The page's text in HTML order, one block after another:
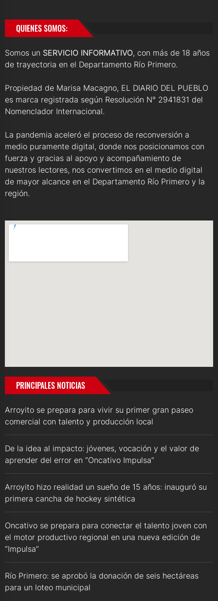
QUIENES SOMOS:
Somos un SERVICIO INFORMATIVO, con más de 18 años
de trayectoria en el Departamento Río Primero.
Propiedad de Marisa Macagno, EL DIARIO DEL PUEBLO
es marca registrada según Resolución N° 2941831 del
Nomenclador Internacional.
La pandemia aceleró el proceso de reconversión a
medio puramente digital, donde nos posicionamos con
fuerza y gracias al apoyo y acompañamiento de
nuestros lectores, nos convertimos en el medio digital
de mayor alcance en el Departamento Río Primero y la
región.
PRINCIPALES NOTICIAS
Arroyito se prepara para vivir su primer gran paseo
comercial con talento y producción local
De la idea al impacto: jóvenes, vocación y el valor de
aprender del error en “Oncativo Impulsa”
Arroyito hizo realidad un sueño de 15 años: inauguró su
primera cancha de hockey sintética
Oncativo se prepara para conectar el talento joven con
el motor productivo regional en una nueva edición de
“Impulsa”
Río Primero: se aprobó la donación de seis hectáreas
para un loteo municipal